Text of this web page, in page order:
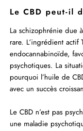
Le CBD peut-il
La schizophrénie due
rare. L’ingrédient actif
endocannabinoïde,
psychotiques. La
pourquoi l’huile de
avec un succès
Le CBD n’est pas
une maladie